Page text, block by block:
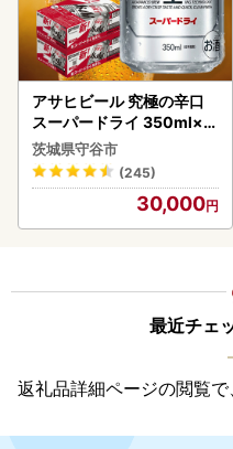
アサヒビール 究極の辛口
スーパードライ 350ml×4
8本 ビール
茨城県守谷市
(245)
30,000
最近チェ
返礼品詳細ページの閲覧で